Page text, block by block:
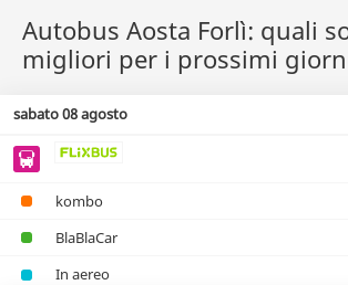
Autobus Aosta Forlì: quali
migliori per i prossimi
sabato 08 agosto
kombo
BlaBlaCar
In aereo